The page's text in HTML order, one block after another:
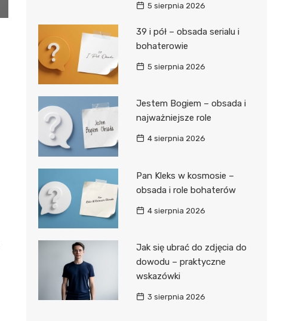
5 sierpnia 2026
39 i pół – obsada serialu i
bohaterowie
5 sierpnia 2026
Jestem Bogiem – obsada i
najważniejsze role
4 sierpnia 2026
Pan Kleks w kosmosie –
obsada i role bohaterów
4 sierpnia 2026
Jak się ubrać do zdjęcia do
dowodu – praktyczne
wskazówki
3 sierpnia 2026